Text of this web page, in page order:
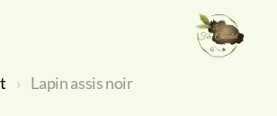
Lapin assis noir